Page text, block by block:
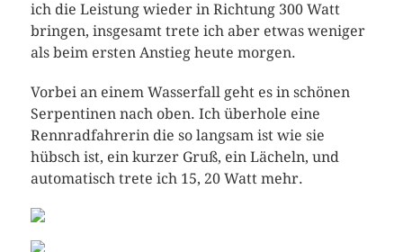
ich die Leistung wieder in Richtung 300 Watt
bringen, insgesamt trete ich aber etwas weniger
als beim ersten Anstieg heute morgen.
Vorbei an einem Wasserfall geht es in schönen
Serpentinen nach oben. Ich überhole eine
Rennradfahrerin die so langsam ist wie sie
hübsch ist, ein kurzer Gruß, ein Lächeln, und
automatisch trete ich 15, 20 Watt mehr.